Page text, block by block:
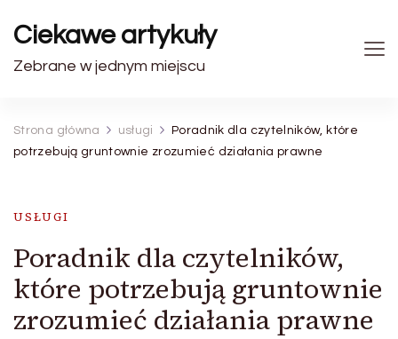
Ciekawe artykuły
Zebrane w jednym miejscu
Strona główna usługi
Poradnik dla czytelników, które
potrzebują gruntownie zrozumieć działania prawne
USŁUGI
Poradnik dla czytelników,
które potrzebują gruntownie
zrozumieć działania prawne